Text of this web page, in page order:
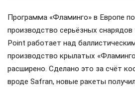
Программа «Фламинго» в Европе
производство серьёзных
Point работает над
производство крылатых
расширено. Сделано это за счёт
вроде Safran, новые ракеты